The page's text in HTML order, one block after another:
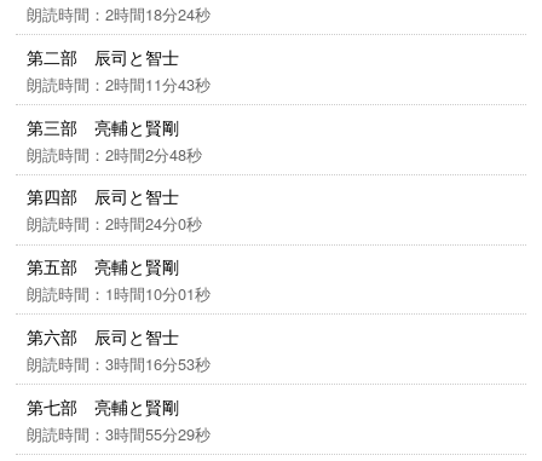
朗読時間：2時間18分24秒
第二部 辰司と智士
朗読時間：2時間11分43秒
第三部 亮輔と賢剛
朗読時間：2時間2分48秒
第四部 辰司と智士
朗読時間：2時間24分0秒
第五部 亮輔と賢剛
朗読時間：1時間10分01秒
第六部 辰司と智士
朗読時間：3時間16分53秒
第七部 亮輔と賢剛
朗読時間：3時間55分29秒